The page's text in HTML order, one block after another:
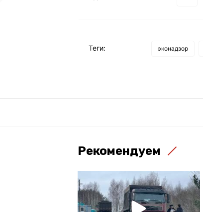
Теги: эконадзор
Рекомендуем